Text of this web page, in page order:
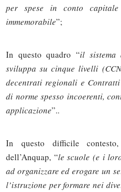
per spese in conto
immemorabile”;
In questo quadro “il sistema
sviluppa su cinque livelli
decentrati regionali e
di norme spesso incoerenti,
applicazione”..
In questo difficile
dell’Anquap, “le scuole (e i
ad organizzare ed erogare un
l’istruzione per formare nei